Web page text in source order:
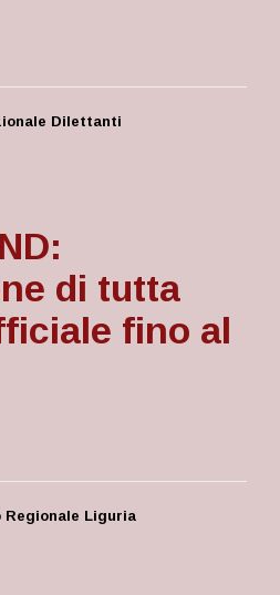
Dilettanti
di tutta
fino al
Liguria